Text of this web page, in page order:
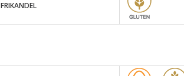
FRIKANDEL